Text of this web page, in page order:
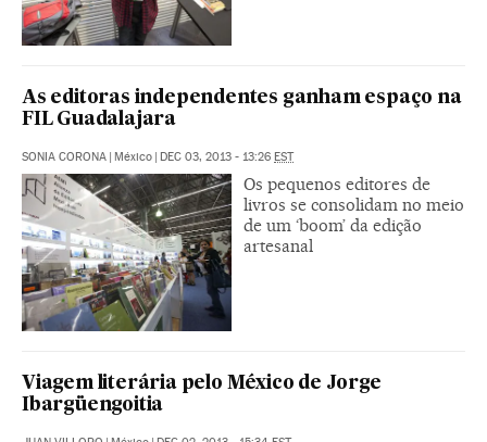
As editoras independentes ganham espaço na
FIL Guadalajara
SONIA CORONA | México | DEC 03, 2013 - 13:26 EST
Os pequenos editores de
livros se consolidam no meio
de um ‘boom’ da edição
artesanal
Viagem literária pelo México de Jorge
Ibargüengoitia